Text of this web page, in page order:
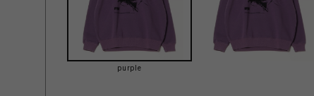
purple